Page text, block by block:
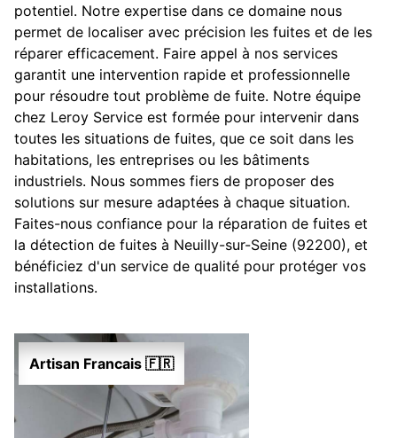
potentiel. Notre expertise dans ce domaine nous
permet de localiser avec précision les fuites et de les
réparer efficacement. Faire appel à nos services
garantit une intervention rapide et professionnelle
pour résoudre tout problème de fuite. Notre équipe
chez Leroy Service est formée pour intervenir dans
toutes les situations de fuites, que ce soit dans les
habitations, les entreprises ou les bâtiments
industriels. Nous sommes fiers de proposer des
solutions sur mesure adaptées à chaque situation.
Faites-nous confiance pour la réparation de fuites et
la détection de fuites à Neuilly-sur-Seine (92200), et
bénéficiez d'un service de qualité pour protéger vos
installations.
Artisan Francais 🇫🇷